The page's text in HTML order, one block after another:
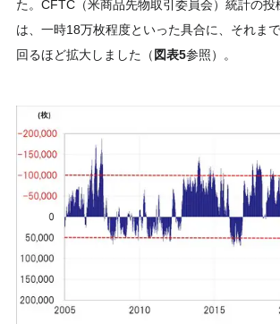
た。CFTC（米商品先物取引委員会）統計の投
は、一時18万枚程度といった具合に、それま
回るほど拡大しました（ 図表5参照）。